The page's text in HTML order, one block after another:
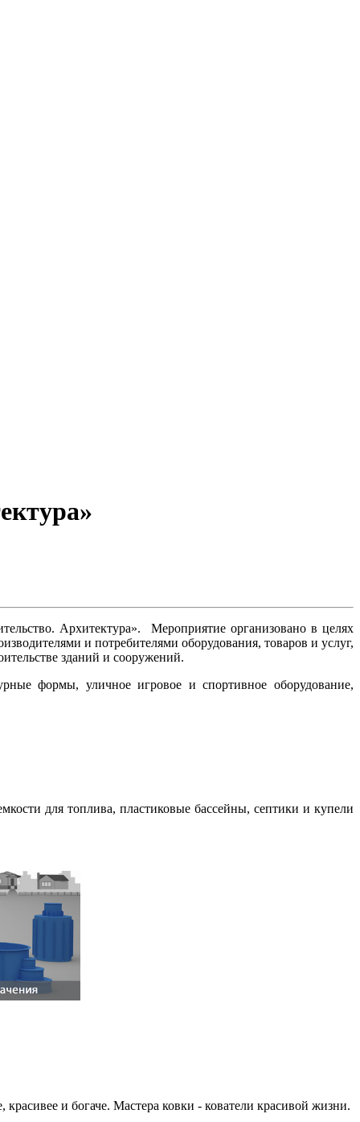
Архитектура». Мероприятие организовано в целях
и потребителями оборудования, товаров и услуг,
зданий и сооружений.
формы, уличное игровое и спортивное оборудование,
для топлива, пластиковые бассейны, септики и купели
и богаче. Мастера ковки - кователи красивой жизни.